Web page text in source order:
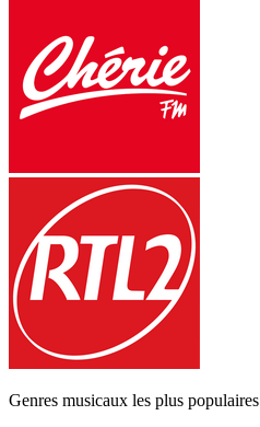
Genres musicaux les plus populaires